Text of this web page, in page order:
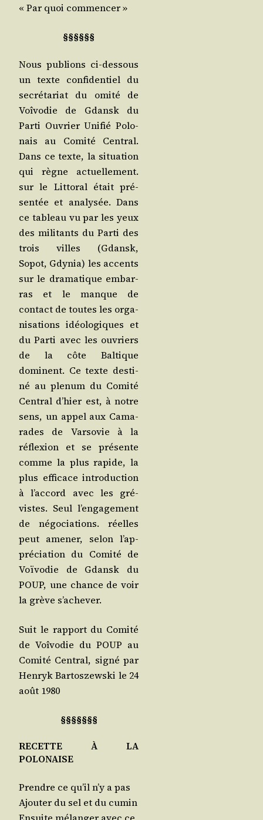
« Par quoi commencer »
§§§§§§
Nous publions ci-des­sous
un texte confi­den­tiel du
secré­ta­riat du omi­té de
Voî­vo­die de Gdansk du
Par­ti Ouvrier Uni­fié Polo­
nais au Comi­té Cen­tral.
Dans ce texte, la situa­tion
qui règne actuel­le­ment.
sur le Lit­to­ral était pré­
sen­tée et ana­ly­sée. Dans
ce tableau vu par les yeux
des mili­tants du Par­ti des
trois villes (Gdansk,
Sopot, Gdy­nia) les accents
sur le dra­ma­tique embar­
ras et le manque de
contact de toutes les orga­
ni­sa­tions idéo­lo­giques et
du Par­ti avec les ouvriers
de la côte Bal­tique
dominent. Ce texte des­ti­
né au ple­num du Comi­té
Cen­tral d’hier est, à notre
sens, un appel aux Cama­
rades de Var­so­vie à la
réflexion et se pré­sente
comme la plus rapide, la
plus effi­cace intro­duc­tion
à l’ac­cord avec les gré­
vistes. Seul l’en­ga­ge­ment
de négo­cia­tions. réelles
peut ame­ner, selon l’ap­
pré­cia­tion du Comi­té de
Voï­vo­die de Gdansk du
POUP, une chance de voir
la grève s’achever.
Suit le rap­port du Comi­té
de Voî­vo­die du POUP au
Comi­té Cen­tral, signé par
Hen­ryk Bar­tos­zews­ki le 24
août 1980
§§§§§§§
RECETTE À LA
POLONAISE
Prendre ce qu’il n’y a pas
Ajou­ter du sel et du cumin